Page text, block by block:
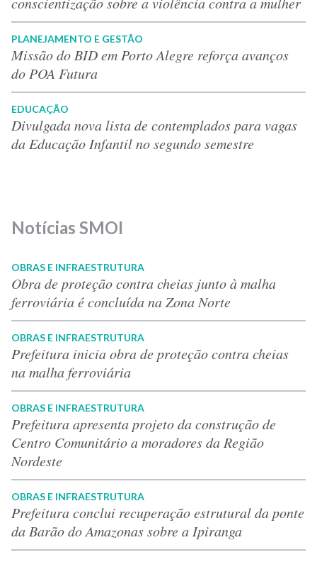
PLANEJAMENTO E GESTÃO
Missão do BID em Porto Alegre reforça avanços
do POA Futura
EDUCAÇÃO
Divulgada nova lista de contemplados para vagas
da Educação Infantil no segundo semestre
Notícias SMOI
OBRAS E INFRAESTRUTURA
Obra de proteção contra cheias junto à malha
ferroviária é concluída na Zona Norte
OBRAS E INFRAESTRUTURA
Prefeitura inicia obra de proteção contra cheias
na malha ferroviária
OBRAS E INFRAESTRUTURA
Prefeitura apresenta projeto da construção de
Centro Comunitário a moradores da Região
Nordeste
OBRAS E INFRAESTRUTURA
Prefeitura conclui recuperação estrutural da ponte
da Barão do Amazonas sobre a Ipiranga